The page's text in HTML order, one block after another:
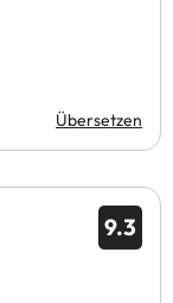
Übersetzen
9.3